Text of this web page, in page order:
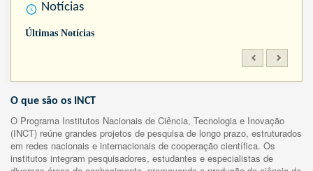
Notícias
Últimas Notícias
O que são os INCT
O Programa Institutos Nacionais de Ciência, Tecnologia e Inovação
(INCT) reúne grandes projetos de pesquisa de longo prazo, estruturados
em redes nacionais e internacionais de cooperação científica. Os
institutos integram pesquisadores, estudantes e especialistas de